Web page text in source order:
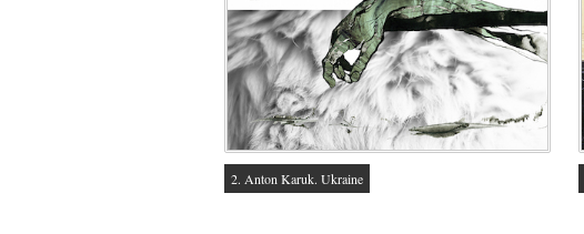
2. Anton Karuk. Ukraine